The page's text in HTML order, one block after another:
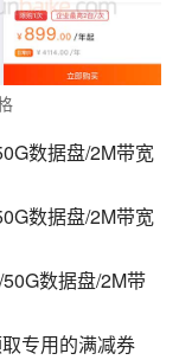
数据盘/2M带宽
数据盘/2M带宽
数据盘/2M带
专用的满减券